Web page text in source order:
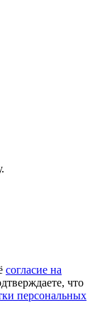
согласие на
что
персональных